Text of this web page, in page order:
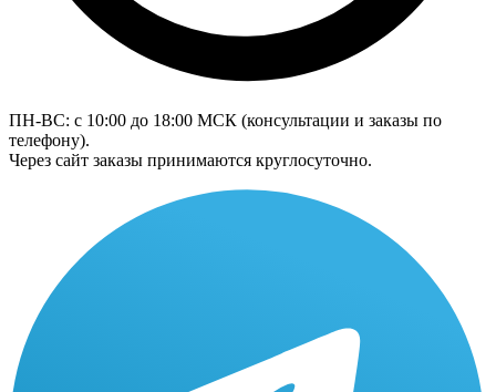
ПН-ВС: с 10:00 до 18:00 МСК (консультации и заказы по
телефону).
Через сайт заказы принимаются круглосуточно.